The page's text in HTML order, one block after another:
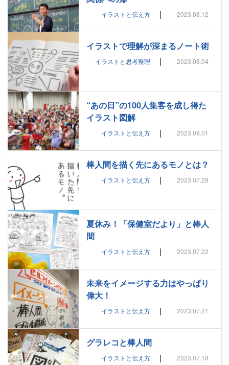
イラストと伝え方 | 2023.08.12
イラストで理解が深まるノート術
イラストと思考整理 | 2023.08.04
“あの日”の100人集客を成し得た
イラスト図解
イラストと伝え方 | 2023.08.01
棒人間を描く先にあるモノとは？
イラストと伝え方 | 2023.07.28
夏休み！「保健室だより」と棒人
間
イラストと伝え方 | 2023.07.22
未来をイメージする力はやっぱり
偉大！
イラストと伝え方 | 2023.07.21
グラレコと棒人間
イラストと伝え方 | 2023.07.18